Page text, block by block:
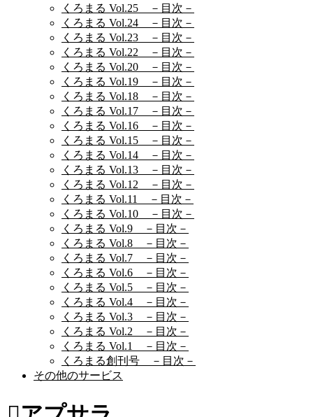
くろまる Vol.25 －目次－
くろまる Vol.24 －目次－
くろまる Vol.23 －目次－
くろまる Vol.22 －目次－
くろまる Vol.20 －目次－
くろまる Vol.19 －目次－
くろまる Vol.18 －目次－
くろまる Vol.17 －目次－
くろまる Vol.16 －目次－
くろまる Vol.15 －目次－
くろまる Vol.14 －目次－
くろまる Vol.13 －目次－
くろまる Vol.12 －目次－
くろまる Vol.11 －目次－
くろまる Vol.10 －目次－
くろまる Vol.9 －目次－
くろまる Vol.8 －目次－
くろまる Vol.7 －目次－
くろまる Vol.6 －目次－
くろまる Vol.5 －目次－
くろまる Vol.4 －目次－
くろまる Vol.3 －目次－
くろまる Vol.2 －目次－
くろまる Vol.1 －目次－
くろまる創刊号 －目次－
その他のサービス